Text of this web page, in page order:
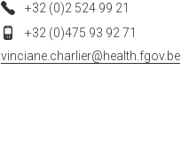
+32 (0)2 524 99 21
+32 (0)475 93 92 71
vinciane.charlier@health.fgov.be